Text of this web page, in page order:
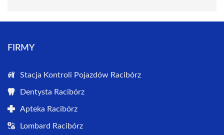
FIRMY
Stacja Kontroli Pojazdów Racibórz
Dentysta Racibórz
Apteka Racibórz
Lombard Racibórz